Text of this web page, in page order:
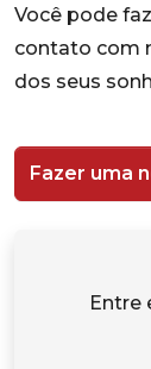
Você pode
contato com
dos seus
Fazer uma
Entre